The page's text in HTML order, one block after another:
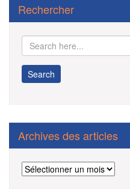
Rechercher
Archives des articles
Archives
des